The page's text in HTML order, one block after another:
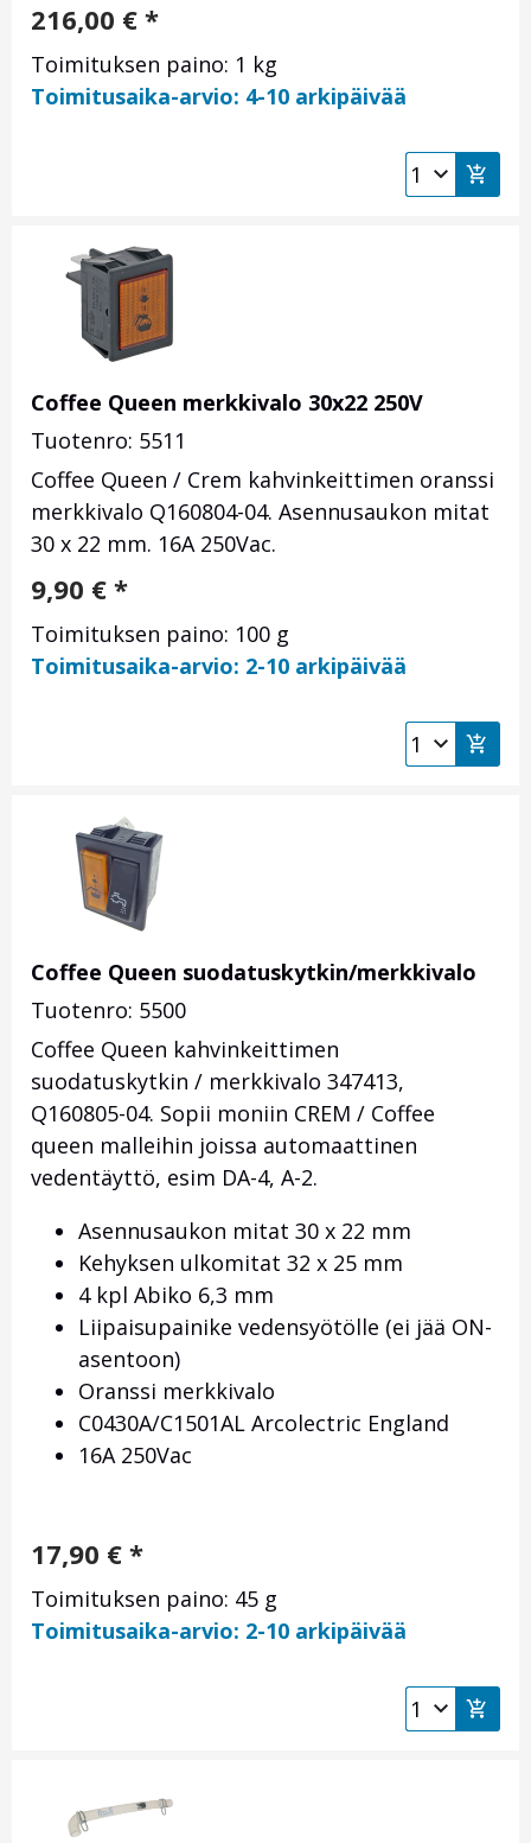
216,00 € *
Toimituksen paino: 1 kg
Toimitusaika-arvio: 4-10 arkipäivää
Coffee Queen merkkivalo 30x22 250V
Tuotenro: 5511
Coffee Queen / Crem kahvinkeittimen oranssi
merkkivalo Q160804-04. Asennusaukon mitat
30 x 22 mm. 16A 250Vac.
9,90 € *
Toimituksen paino: 100 g
Toimitusaika-arvio: 2-10 arkipäivää
Coffee Queen suodatuskytkin/merkkivalo
Tuotenro: 5500
Coffee Queen kahvinkeittimen
suodatuskytkin / merkkivalo 347413,
Q160805-04. Sopii moniin CREM / Coffee
queen malleihin joissa automaattinen
vedentäyttö, esim DA-4, A-2.
Asennusaukon mitat 30 x 22 mm
Kehyksen ulkomitat 32 x 25 mm
4 kpl Abiko 6,3 mm
Liipaisupainike vedensyötölle (ei jää ON-
asentoon)
Oranssi merkkivalo
C0430A/C1501AL Arcolectric England
16A 250Vac
17,90 € *
Toimituksen paino: 45 g
Toimitusaika-arvio: 2-10 arkipäivää